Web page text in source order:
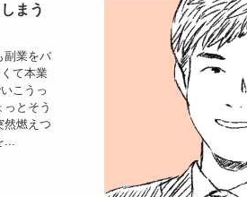
まう
副業をバ
て本業
こうっ
とそう
然燃えつ
...